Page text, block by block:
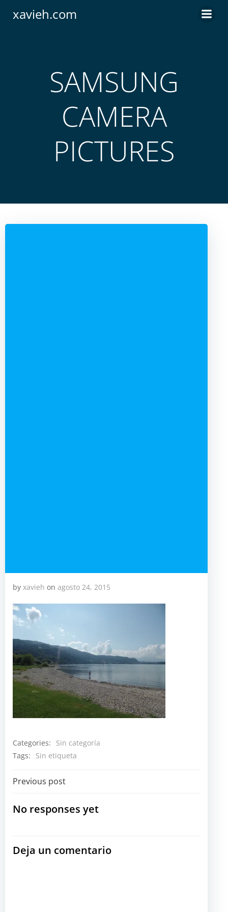
xavieh.com
SAMSUNG
CAMERA
PICTURES
by xavieh on agosto 24, 2015
Categories:
Sin categoría
Tags:
Sin etiqueta
Navegación
por
entradas
Previous post
No responses yet
Deja un comentario